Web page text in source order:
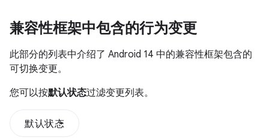
兼容性框架中包含的行为变更
此部分的列表中介绍了 Android 14 中的兼容性框架包含的
可切换变更。
您可以按默认状态过滤变更列表。
默认状态